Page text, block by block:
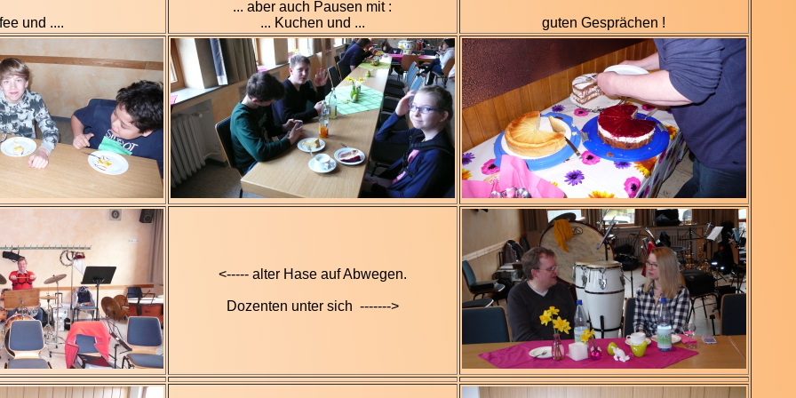
und ....
... aber auch Pausen mit :
... Kuchen und ...
guten Gesprächen !
<----- alter Hase auf Abwegen.
Dozenten unter sich ------->